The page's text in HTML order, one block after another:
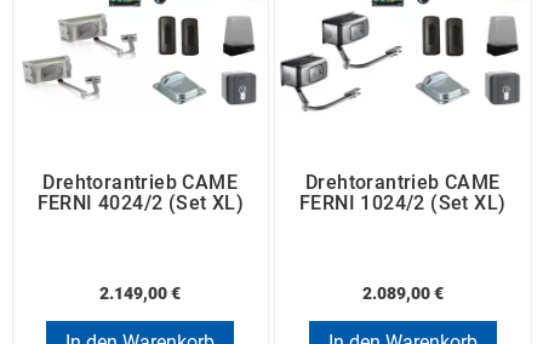
Drehtorantrieb CAME
FERNI 4024/2 (Set XL)
2.149,00 €
Drehtorantrieb CAME
FERNI 1024/2 (Set XL)
2.089,00 €